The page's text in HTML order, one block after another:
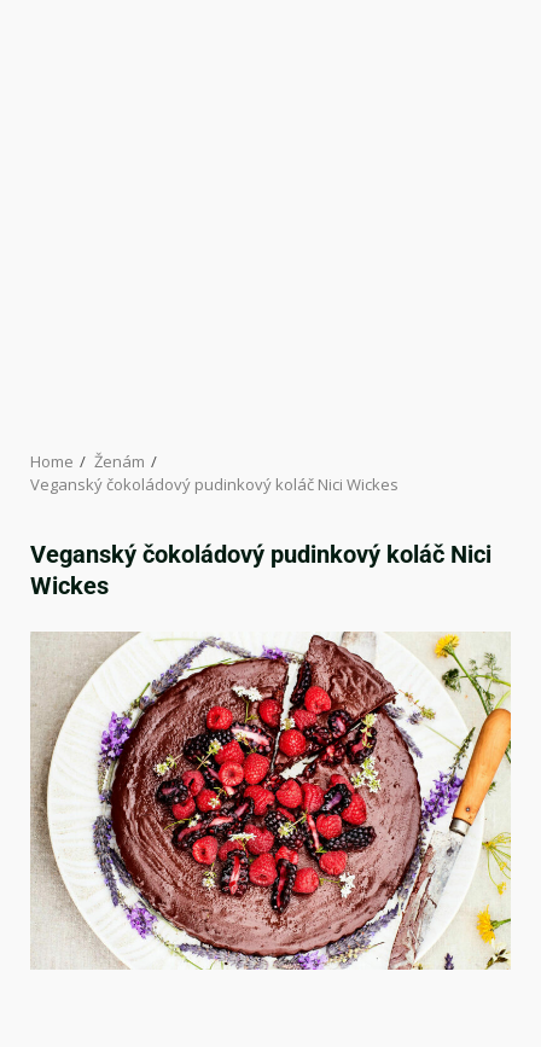
Home
Ženám
Veganský čokoládový pudinkový koláč Nici Wickes
Veganský čokoládový pudinkový koláč Nici
Wickes